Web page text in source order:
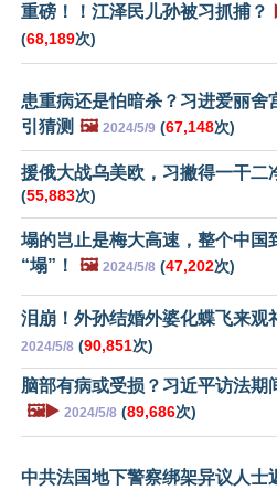
重磅！！江泽民儿孙被习抓捕？
(68,189次)
患重病还是怕暗杀？习进爱丽舍
引猜测 🖼️ 2024/5/9 (67,148次)
援俄大战乌美欧，习撇得一干二
(55,883次)
塌的岂止是梅大高速，整个中国
“塌”！
🖼️ 2024/5/8 (47,202次)
泪崩！外孙结婚外婆化蝶飞来观
2024/5/8 (90,851次)
脑部有病或受损？习近平访法期
🖼️▶️ 2024/5/8 (89,686次)
中共法国地下警察绑架异议人士